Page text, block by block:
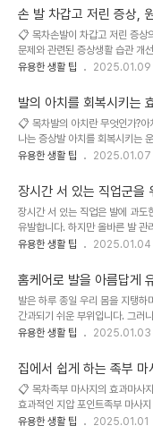
부분보다 각질이 더 두껍게 생길
지하려면 꾸준한 관리가 꼭 필요
을 파악하고, 일상에서 실천할 수
각질 제거 방법을 알아볼 거예요.
질 예방을 위한 생활 습관, 그리고
이에요. 피부가 반복적으로 압박
손 발 차갑고 저린 증상,
📋 목차손발이 차갑고 저린 증상
문제와 관련된 증상생활 습관 개
건강 지키기의사에게 방문해야
이런 증상은 단순히 추운 날씨 때
나 신경 건강과 관련된 중요한 신
발이 차갑고 저리는 이유와 이를
게요. 제가 생각했을 때, 손발의
이지만 장기적으로는 건강에 영
것이 중요하답니다. 손발이 차갑
유용한 생활 팁 2025.01.09
발의 아치를 회복시키는
📋 목차발의 아치란 무엇인가?
나는 증상발 아치를 회복시키는
동 시 주의할 점FAQ발의 아치는
상되거나 무너질 경우, 발이 평평
이런 문제는 걷는 자세를 바꾸거
다. 저는 이런 발 아치 문제를 해
현대인의 바쁜 생활 속에서 발 건
쯤 겪을 수 있는 고민이죠. 다행히
쉽고 간단하며 집에서도 실천 가..
유용한 생활 팁 2025.01.07
장시간 서 있는 직업군을
장시간 서 있는 직업은 발에 과도
유발합니다. 하지만 올바른 발 관
유지하고 통증을 예방할 수 있습
리고 영양 관리에 이르기까지 발
니다.📋 목차발 통증 예방하기올
발 마사지 방법수분 섭취와 영양
법발 통증 예방하기장시간 서 있
중을 양발에 고르게 분산시키는
가중시킬 수 있습니다. 서 있을 때
유용한 생활 팁 2025.01.04
홈케어로 발을 아름답게
발은 하루 종일 우리 몸을 지탱하
간과되기 쉬운 부위입니다. 그러
것은 개인의 전반적인 삶의 질을
글에서는 발 관리의 중요성과 함
히 알아보겠습니다.📋 목차발 관
발 각질 제거 방법발 보습의 중요
로 피로 해소올바른 신발 선택발
신체 중 가장 많은 압력을 받는 부
유용한 생활 팁 2025.01.03
집에서 쉽게 하는 족부 마
📋 목차족부 마사지의 효과마사
효과적인 지압 포인트족부 마사
마사지 시 주의사항족부 마사지
유용한 생활 팁 2025.01.01